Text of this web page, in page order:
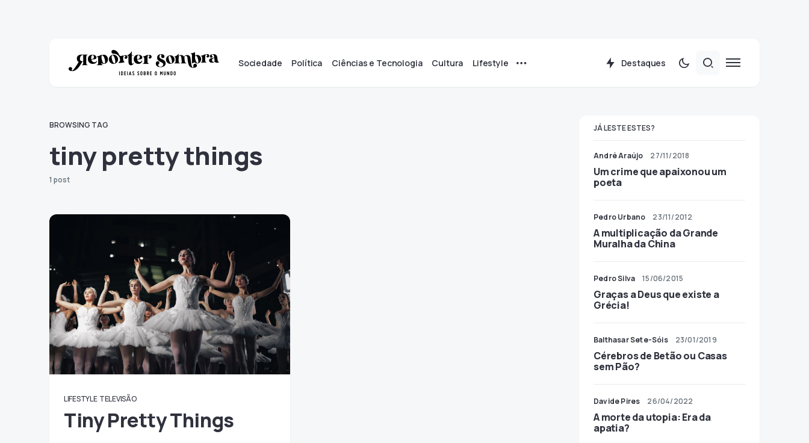
Sociedade Política Ciências e Tecnologia Cultura Lifestyle Destaques
BROWSING TAG
tiny pretty things
1 post
LIFESTYLE TELEVISÃO
Tiny Pretty Things
JÁ LESTE ESTES?
André Araújo 27/11/2018
Um crime que apaixonou um
poeta
Pedro Urbano 23/11/2012
A multiplicação da Grande
Muralha da China
Pedro Silva 15/06/2015
Graças a Deus que existe a
Grécia!
Balthasar Sete-Sóis 23/01/2019
Cérebros de Betão ou Casas
sem Pão?
Davide Pires 26/04/2022
A morte da utopia: Era da
apatia?